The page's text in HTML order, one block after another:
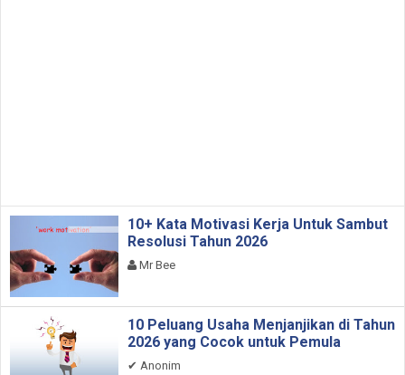
10+ Kata Motivasi Kerja Untuk Sambut
Resolusi Tahun 2026
Mr Bee
10 Peluang Usaha Menjanjikan di Tahun
2026 yang Cocok untuk Pemula
✔ Anonim